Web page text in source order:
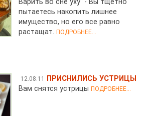
Варить во сне уху - Вы тщетно
пытаетесь накопить лишнее
имущество, но его все равно
растащат. ПОДРОБНЕЕ...
12.08.11
ПРИСНИЛИСЬ УСТРИЦЫ
Вам снятся устрицы ПОДРОБНЕЕ...